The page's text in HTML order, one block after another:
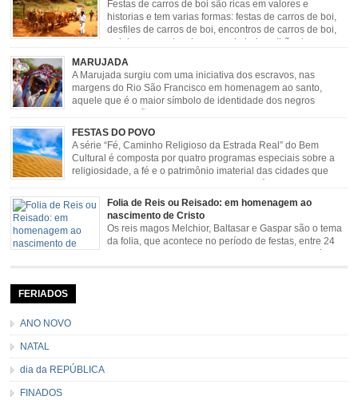
Festas de carros de boi são ricas em valores e
historias e tem varias formas: festas de carros de boi,
desfiles de carros de boi, encontros de carros de boi,
rodeios, carreatas de carros de boi, mutirão de carros
de boi, carreteada, carreiros, candeeiros, boiadas, carapinas, artesãos,
exposição agropecuária, ou seja é um ponto forte […]
MARUJADA
A Marujada surgiu com uma iniciativa dos escravos, nas
margens do Rio São Francisco em homenagem ao santo,
aquele que é o maior símbolo de identidade dos negros
escravizados, São Benedito. Este Santo foi assumido como
sendo milagroso e grande protetor de suas causas. o ponto alto da festa de
São Benedito é a Marujada. […]
FESTAS DO POVO
A série “Fé, Caminho Religioso da Estrada Real” do Bem
Cultural é composta por quatro programas especiais sobre a
religiosidade, a fé e o patrimônio imaterial das cidades que
fazem parte rota religiosa que liga os Santuários de Nossa
Senhora da Piedade (MG) e Nossa Senhora da Conceição Aparecida (SP)
pela Estrada Real. Quarto episódio […]
Folia de Reis ou Reisado: em homenagem ao
nascimento de Cristo
Os reis magos Melchior, Baltasar e Gaspar são o tema
da folia, que acontece no período de festas, entre 24
seu contramestre lideram a música e o canto do grupo, passando pela
FERIADOS
ANO NOVO
NATAL
dia da REPÚBLICA
FINADOS